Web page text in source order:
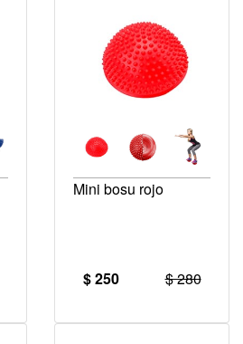
Mini bosu rojo
$ 250 $ 280